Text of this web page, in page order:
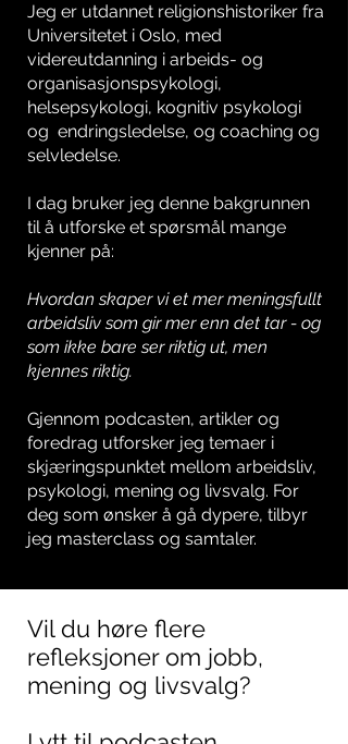
​Jeg er utdannet religionshistoriker fra
Universitetet i Oslo, med
videreutdanning i arbeids- og
organisasjonspsykologi,
helsepsykologi, kognitiv psykologi
og endringsledelse, og coaching og
selvledelse.
I dag bruker jeg denne bakgrunnen
til å utforske et spørsmål mange
kjenner på:
Hvordan skaper vi et mer meningsfullt
arbeidsliv som gir mer enn det tar - og
som ikke bare ser riktig ut, men
kjennes riktig.
Gjennom podcasten, artikler og
foredrag utforsker jeg temaer i
skjæringspunktet mellom arbeidsliv,
psykologi, mening og livsvalg. For
deg som ønsker å gå dypere, tilbyr
jeg masterclass og samtaler.
​​Vil du høre flere
refleksjoner om jobb,
mening og livsvalg?